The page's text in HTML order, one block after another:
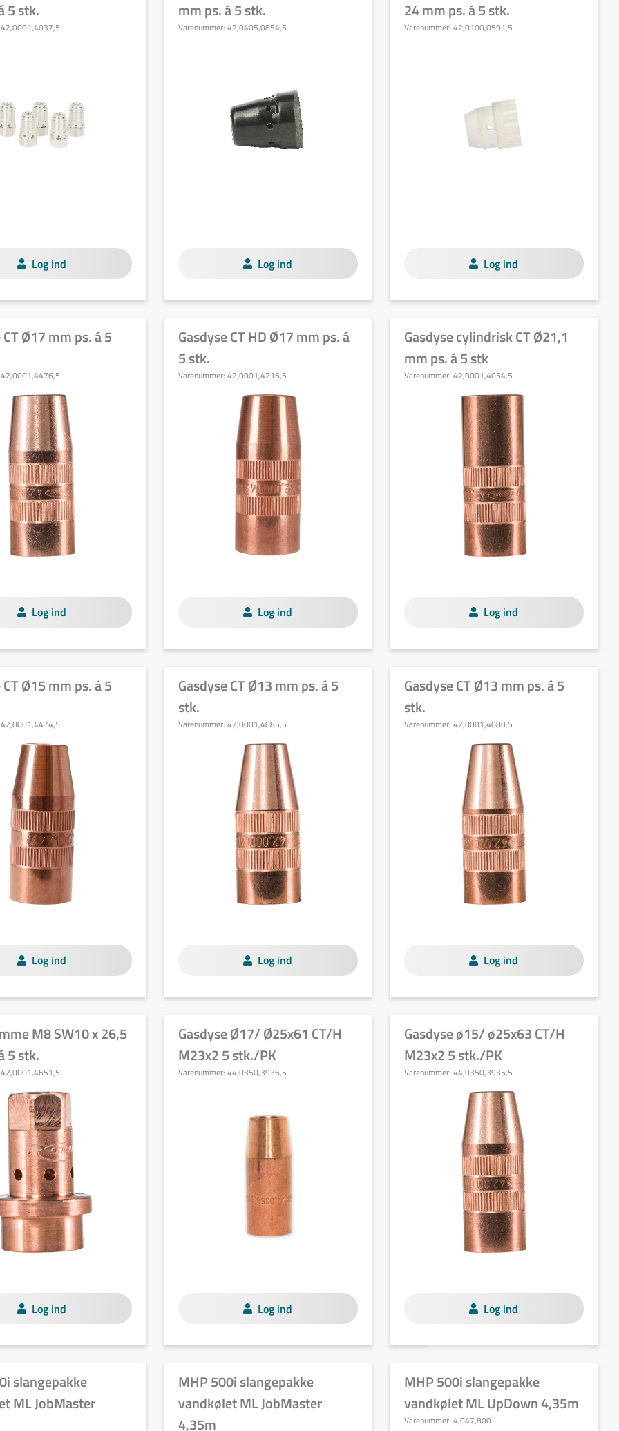
5 stk.
42,0001,4037,5
Log ind
mm ps. á 5 stk.
Varenummer: 42,0405,0854,5
Log ind
24 mm ps. á 5 stk.
Varenummer: 42,0100,0591,5
Log ind
CT Ø17 mm ps. á 5
42,0001,4476,5
Log ind
Gasdyse CT HD Ø17 mm ps. á
5 stk.
Varenummer: 42,0001,4216,5
Log ind
Gasdyse cylindrisk CT Ø21,1
mm ps. á 5 stk
Varenummer: 42,0001,4054,5
Log ind
CT Ø15 mm ps. á 5
42,0001,4474,5
Log ind
Gasdyse CT Ø13 mm ps. á 5
stk.
Varenummer: 42,0001,4085,5
Log ind
Gasdyse CT Ø13 mm ps. á 5
stk.
Varenummer: 42,0001,4080,5
Log ind
M8 SW10 x 26,5
5 stk.
42,0001,4651,5
Log ind
Gasdyse Ø17/ Ø25x61 CT/H
M23x2 5 stk./PK
Varenummer: 44,0350,3936,5
Log ind
Gasdyse ø15/ ø25x63 CT/H
M23x2 5 stk./PK
Varenummer: 44,0350,3935,5
Log ind
slangepakke
ML JobMaster
MHP 500i slangepakke
vandkølet ML JobMaster
4,35m
MHP 500i slangepakke
vandkølet ML UpDown 4,35m
Varenummer: 4,047,800